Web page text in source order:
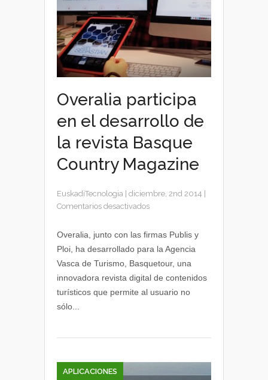
Overalia participa
en el desarrollo de
la revista Basque
Country Magazine
EuskadiTecnologia diciembre, 2nd 2014
Comentarios desactivadosen
participa
desarrollo
de
la
Overalia, junto con las firmas Publis y
Ploi, ha desarrollado para la Agencia
Vasca de Turismo, Basquetour, una
innovadora revista digital de contenidos
turísticos que permite al usuario no
sólo...
APLICACIONES